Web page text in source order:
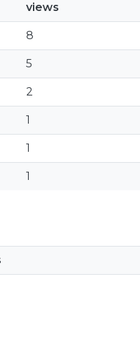
views
8
5
2
1
1
1